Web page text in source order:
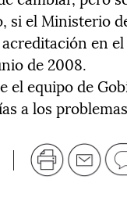
si el Ministerio
en
de 2008.
el equipo de
a los